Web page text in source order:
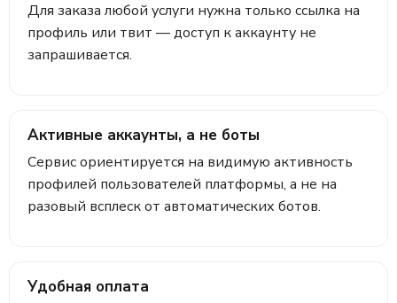
Для заказа любой услуги нужна только ссылка на
профиль или твит — доступ к аккаунту не
запрашивается.
Активные аккаунты, а не боты
Сервис ориентируется на видимую активность
профилей пользователей платформы, а не на
разовый всплеск от автоматических ботов.
Удобная оплата